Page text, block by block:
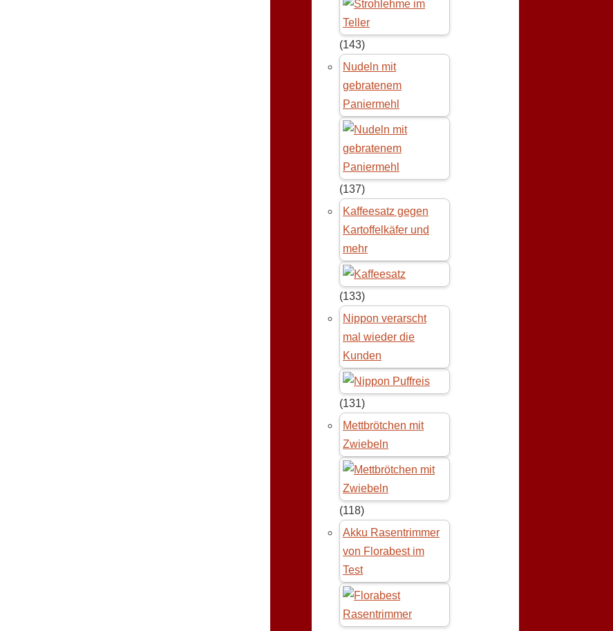
(143)
Nudeln mit
gebratenem
Paniermehl
(137)
Kaffeesatz gegen
Kartoffelkäfer und
mehr
(133)
Nippon verarscht
mal wieder die
Kunden
(131)
Mettbrötchen mit
Zwiebeln
(118)
Akku Rasentrimmer
von Florabest im
Test